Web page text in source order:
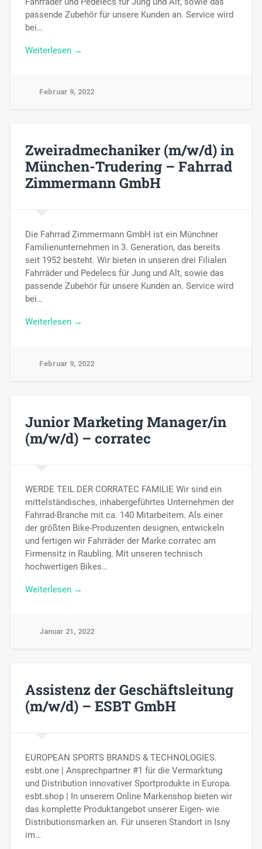
passende Zubehör für unsere Kunden an. Service wird
bei…
Weiterlesen →
Februar 9, 2022
Zweiradmechaniker (m/w/d) in
München-Trudering – Fahrrad
Zimmermann GmbH
Die Fahrrad Zimmermann GmbH ist ein Münchner
Familienunternehmen in 3. Generation, das bereits
seit 1952 besteht. Wir bieten in unseren drei Filialen
Fahrräder und Pedelecs für Jung und Alt, sowie das
passende Zubehör für unsere Kunden an. Service wird
bei…
Weiterlesen →
Februar 9, 2022
Junior Marketing Manager/in
(m/w/d) – corratec
WERDE TEIL DER CORRATEC FAMILIE Wir sind ein
mittelständisches, inhabergeführtes Unternehmen der
Fahrrad-Branche mit ca. 140 Mitarbeitern. Als einer
der größten Bike-Produzenten designen, entwickeln
und fertigen wir Fahrräder der Marke corratec am
Firmensitz in Raubling. Mit unseren technisch
hochwertigen Bikes…
Weiterlesen →
Januar 21, 2022
Assistenz der Geschäftsleitung
(m/w/d) – ESBT GmbH
EUROPEAN SPORTS BRANDS & TECHNOLOGIES.
esbt.one | Ansprechpartner #1 für die Vermarktung
und Distribution innovativer Sportprodukte in Europa.
esbt.shop | In unserem Online Markenshop bieten wir
das komplette Produktangebot unserer Eigen- wie
Distributionsmarken an. Für unseren Standort in Isny
im…